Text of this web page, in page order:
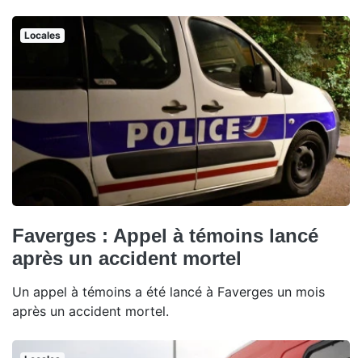
Locales
Faverges : Appel à témoins lancé
après un accident mortel
Un appel à témoins a été lancé à Faverges un mois
après un accident mortel.